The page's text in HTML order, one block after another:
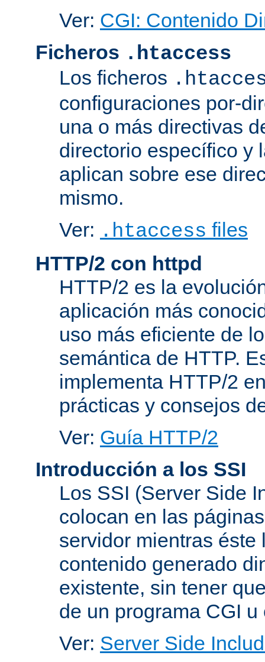
Ver: CGI: Contenido
Ficheros .htaccess
Los ficheros
configuraciones por-
una o más directivas
directorio específico y
aplican sobre ese
mismo.
Ver: .htaccess files
HTTP/2 con httpd
HTTP/2 es la
aplicación más
uso más eficiente de
semántica de HTTP.
implementa HTTP/2
prácticas y consejos
Ver: Guía HTTP/2
Introducción a los SSI
Los SSI (Server Side
colocan en las
servidor mientras
contenido generado
existente, sin tener
de un programa CGI
Ver: Server Side